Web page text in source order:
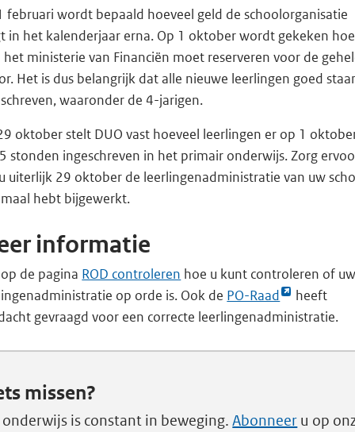
februari wordt bepaald hoeveel geld de schoolorganisatie
in het kalenderjaar erna. Op 1 oktober wordt gekeken
het ministerie van Financiën moet reserveren voor de
Het is dus belangrijk dat alle nieuwe leerlingen goed
waaronder de 4-jarigen.
oktober stelt DUO vast hoeveel leerlingen er op 1
stonden ingeschreven in het primair onderwijs. Zorg
uiterlijk 29 oktober de leerlingenadministratie van uw
hebt bijgewerkt.
informatie
de pagina ROD controleren hoe u kunt controleren of uw
op orde is. Ook de PO-Raad
Link
opent
nieuw
heeft
gevraagd voor een correcte leerlingenadministratie.
missen?
is constant in beweging.Abonneer u op